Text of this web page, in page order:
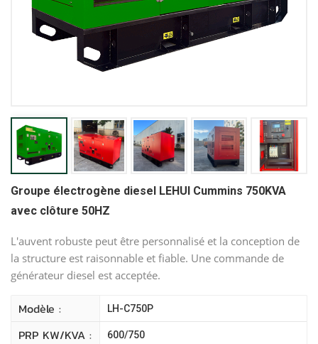
Groupe électrogène diesel LEHUI Cummins 750KVA
avec clôture 50HZ
L'auvent robuste peut être personnalisé et la conception de
la structure est raisonnable et fiable. Une commande de
générateur diesel est acceptée.
Modèle : LH-C750P
PRP KW/kVA : 600/750